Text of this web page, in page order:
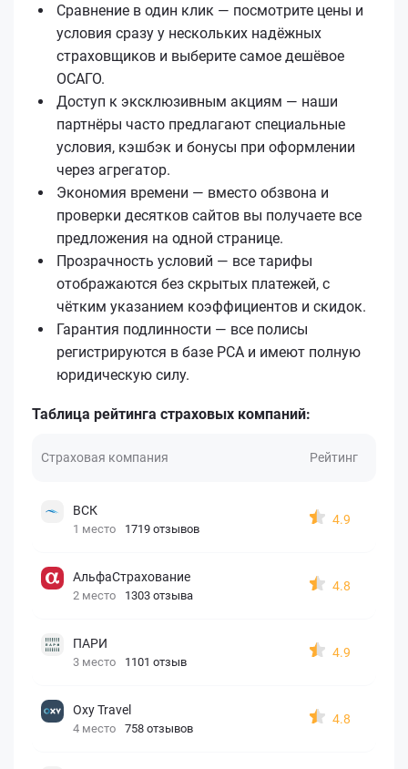
Сравнение в один клик — посмотрите цены и
условия сразу у нескольких надёжных
страховщиков и выберите самое дешёвое
ОСАГО.
Доступ к эксклюзивным акциям — наши
партнёры часто предлагают специальные
условия, кэшбэк и бонусы при оформлении
через агрегатор.
Экономия времени — вместо обзвона и
проверки десятков сайтов вы получаете все
предложения на одной странице.
Прозрачность условий — все тарифы
отображаются без скрытых платежей, с
чётким указанием коэффициентов и скидок.
Гарантия подлинности — все полисы
регистрируются в базе РСА и имеют полную
юридическую силу.
Таблица рейтинга страховых компаний:
Страховая компания Рейтинг
ВСК
1 место 1719 отзывов
4.9
АльфаСтрахование
2 место 1303 отзыва
4.8
ПАРИ
3 место 1101 отзыв
4.9
Oxy Travel
4 место 758 отзывов
4.8